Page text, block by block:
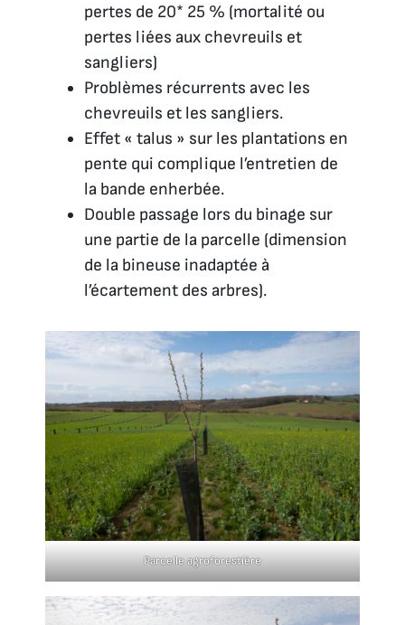
pertes de 20* 25 % (mortalité ou
pertes liées aux chevreuils et
sangliers)
Problèmes récurrents avec les
chevreuils et les sangliers.
Effet « talus » sur les plantations en
pente qui complique l’entretien de
la bande enherbée.
Double passage lors du binage sur
une partie de la parcelle (dimension
de la bineuse inadaptée à
l’écartement des arbres).
Parcelle agroforestière